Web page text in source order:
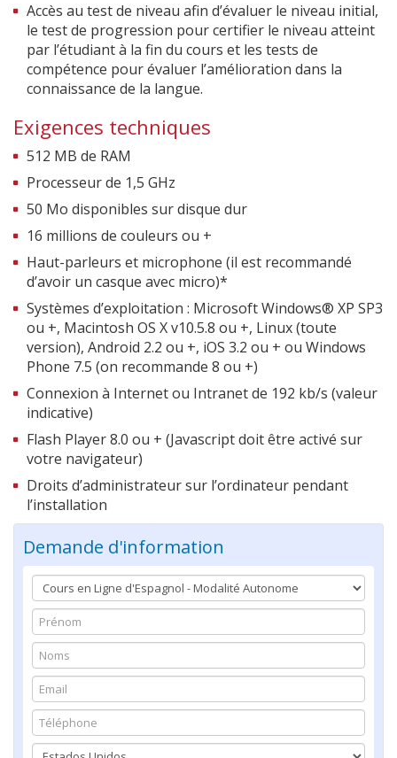
Accès au test de niveau afin d’évaluer le niveau initial,
le test de progression pour certifier le niveau atteint
par l’étudiant à la fin du cours et les tests de
compétence pour évaluer l’amélioration dans la
connaissance de la langue.
Exigences techniques
512 MB de RAM
Processeur de 1,5 GHz
50 Mo disponibles sur disque dur
16 millions de couleurs ou +
Haut-parleurs et microphone (il est recommandé
d’avoir un casque avec micro)*
Systèmes d’exploitation : Microsoft Windows® XP SP3
ou +, Macintosh OS X v10.5.8 ou +, Linux (toute
version), Android 2.2 ou +, iOS 3.2 ou + ou Windows
Phone 7.5 (on recommande 8 ou +)
Connexion à Internet ou Intranet de 192 kb/s (valeur
indicative)
Flash Player 8.0 ou + (Javascript doit être activé sur
votre navigateur)
Droits d’administrateur sur l’ordinateur pendant
l’installation
Demande d'information